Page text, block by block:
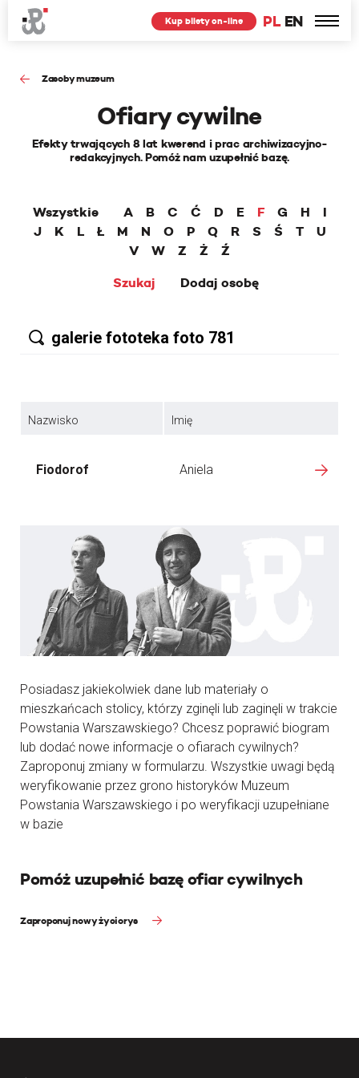
PL EN
Kup bilety on-line
Zasoby muzeum
Ofiary cywilne
Efekty trwających 8 lat kwerend i prac archiwizacyjno-
redakcyjnych. Pomóż nam uzupełnić bazę.
Wszystkie A B C Ć D E F G H
I
J
K L Ł M N O P Q R S Ś T
U
V
W Z Ż
Ź
Szukaj
Dodaj osobę
Nazwisko Imię
Fiodorof Aniela
Posiadasz jakiekolwiek dane lub materiały o
mieszkańcach stolicy, którzy zginęli lub zaginęli w trakcie
Powstania Warszawskiego? Chcesz poprawić biogram
lub dodać nowe informacje o ofiarach cywilnych?
Zaproponuj zmiany w formularzu. Wszystkie uwagi będą
weryfikowanie przez grono historyków Muzeum
Powstania Warszawskiego i po weryfikacji uzupełniane
w bazie
Pomóż uzupełnić bazę ofiar cywilnych
Zaproponuj nowy życiorys